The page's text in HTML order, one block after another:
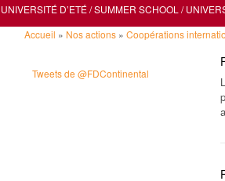
UNIVERSITÉ D’ETÉ / SUMMER SCHOOL /
Accueil » Nos actions » Coopérations
Tweets de @FDContinental